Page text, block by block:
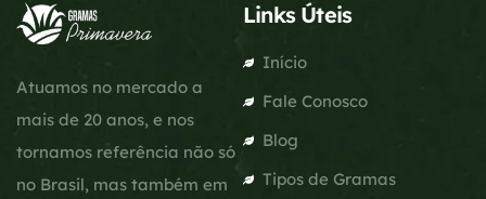
Atuamos no mercado a
mais de 20 anos, e nos
tornamos referência não só
no Brasil, mas também em
Links Úteis
Início
Fale Conosco
Blog
Tipos de Gramas